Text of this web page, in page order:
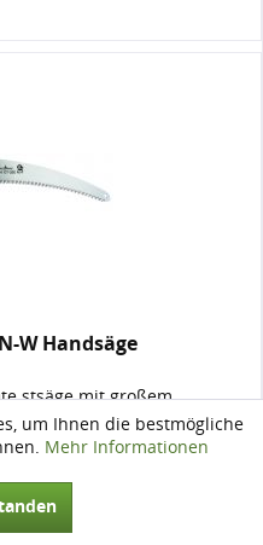
W Handsäge
stsäge mit großem
Carbonstahl-Blatt
Sägeblatt Stärke:
€ *
um Ihnen die bestmögliche
Mehr Informationen